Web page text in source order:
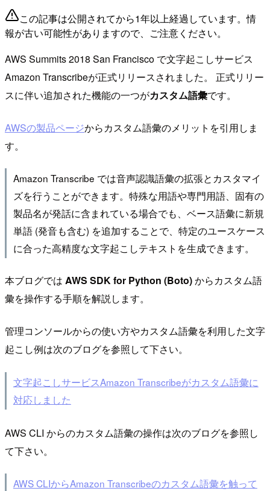
この記事は公開されてから1年以上経過しています。情
報が古い可能性がありますので、ご注意ください。
AWS Summits 2018 San Francisco で文字起こしサービス
Amazon Transcribeが正式リリースされました。 正式リリー
スに伴い追加された機能の一つがカスタム語彙です。
AWSの製品ページからカスタム語彙のメリットを引用しま
す。
Amazon Transcribe では音声認識語彙の拡張とカスタマイ
ズを行うことができます。特殊な用語や専門用語、固有の
製品名が発話に含まれている場合でも、ベース語彙に新規
単語 (発音も含む) を追加することで、特定のユースケース
に合った高精度な文字起こしテキストを生成できます。
本ブログでは AWS SDK for Python (Boto)からカスタム語
彙を操作する手順を解説します。
管理コンソールからの使い方やカスタム語彙を利用した文字
起こし例は次のブログを参照して下さい。
文字起こしサービスAmazon Transcribeがカスタム語彙に
対応しました
AWS CLI からのカスタム語彙の操作は次のブログを参照し
て下さい。
AWS CLIからAmazon Transcribeのカスタム語彙を触って